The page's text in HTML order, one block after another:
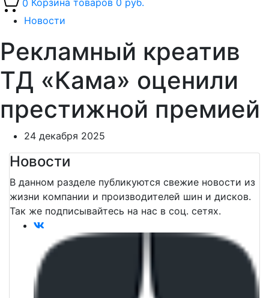
0 Корзина товаров 0 руб.
Новости
Рекламный креатив
ТД «Кама» оценили
престижной премией
24 декабря 2025
Новости
В данном разделе публикуются свежие новости из
жизни компании и производителей шин и дисков.
Так же подписывайтеcь на нас в соц. сетях.